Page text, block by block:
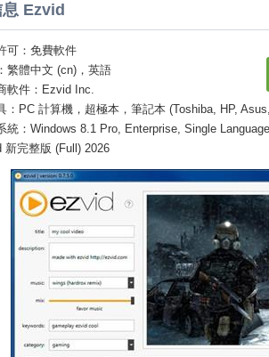
Ezvid
可：免費軟件
繁體中文 (cn)，英語
軟件：Ezvid Inc.
：PC 計算機，超極本，筆記本 (Toshiba, HP,
統：Windows 8.1 Pro, Enterprise, Single
新完整版 (Full) 2026